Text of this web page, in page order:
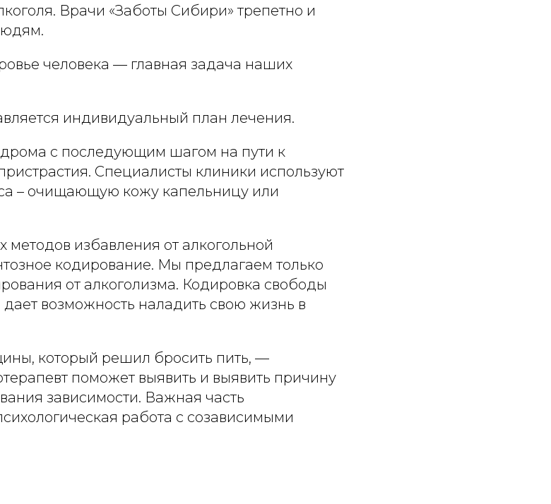
Врачи «Заботы Сибири» трепетно ​​и
человека — главная задача наших
индивидуальный план лечения.
с последующим шагом на пути к
Специалисты клиники используют
– очищающую кожу капельницу или
избавления от алкогольной
кодирование. Мы предлагаем только
от алкоголизма. Кодировка свободы
дает возможность наладить свою жизнь в
который решил бросить пить, —
поможет выявить и выявить причину
зависимости. Важная часть
работа с созависимыми